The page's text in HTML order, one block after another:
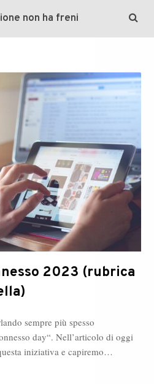
non ha freni
2023 (rubrica
sempre più spesso
day“. Nell’articolo di oggi
iniziativa e capiremo…